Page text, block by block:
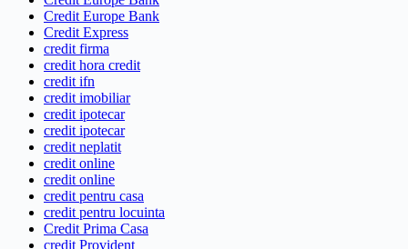
Credit Europe Bank
Credit Express
credit firma
credit hora credit
credit ifn
credit imobiliar
credit ipotecar
credit ipotecar
credit neplatit
credit online
credit online
credit pentru casa
credit pentru locuinta
Credit Prima Casa
credit Provident